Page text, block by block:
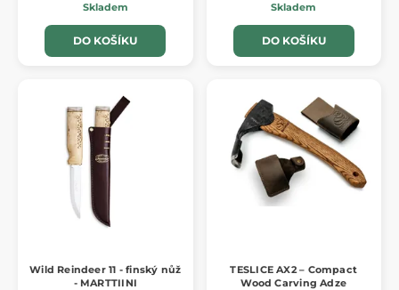
Skladem
DO KOŠÍKU
Skladem
DO KOŠÍKU
Wild Reindeer 11 - finský nůž
- MARTTIINI
TESLICE AX2 – Compact
Wood Carving Adze